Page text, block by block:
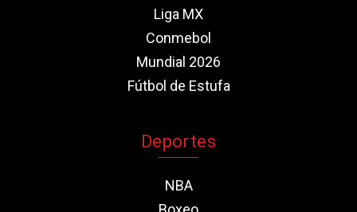
Liga MX
Conmebol
Mundial 2026
Fútbol de Estufa
Deportes
NBA